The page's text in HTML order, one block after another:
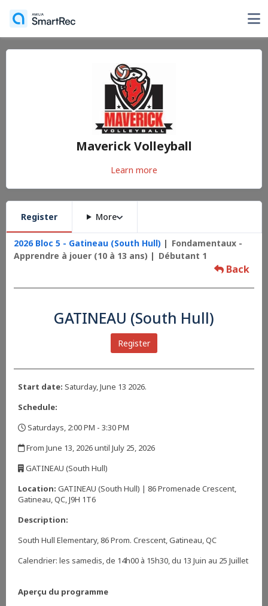
Maverick Volleyball
Learn more
Register More
2026 Bloc 5 - Gatineau (South Hull)
Fondamentaux -
Apprendre à jouer (10 à 13 ans)
Débutant 1
Back
GATINEAU (South Hull)
Register
Start date: Saturday, June 13 2026.
Schedule:
Saturdays, 2:00 PM - 3:30 PM
From June 13, 2026 until July 25, 2026
GATINEAU (South Hull)
Location: GATINEAU (South Hull) | 86 Promenade Crescent,
Gatineau, QC, J9H 1T6
Description:
South Hull Elementary, 86 Prom. Crescent, Gatineau, QC
Calendrier: les samedis, de 14h00 à 15h30, du 13 Juin au 25 Juillet
Aperçu du programme